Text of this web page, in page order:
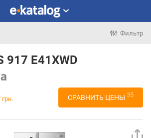
Фильтр
917 E41XWD
грн. СРАВНИТЬ ЦЕНЫ 35